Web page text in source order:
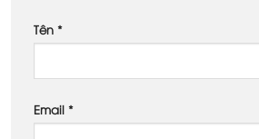
Tên *
Email *